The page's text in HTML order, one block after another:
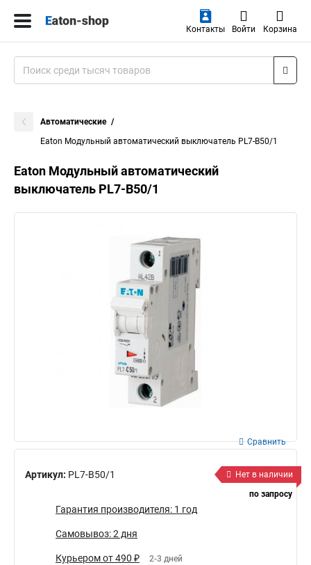
Контакты Войти Корзина
Автоматические
Eaton Модульный автоматический выключатель PL7-B50/1
Eaton Модульный автоматический
выключатель PL7-B50/1
Артикул: PL7-B50/1
Сравнить
Нет в наличии
по запросу
Гарантия производителя: 1 год
Самовывоз: 2 дня
Курьером от 490 ₽ 2-3 дней